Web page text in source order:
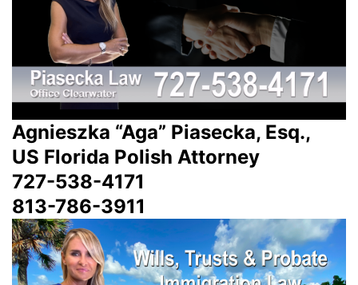
Agnieszka “Aga” Piasecka, Esq.,
US Florida Polish Attorney
727-538-4171
813-786-3911